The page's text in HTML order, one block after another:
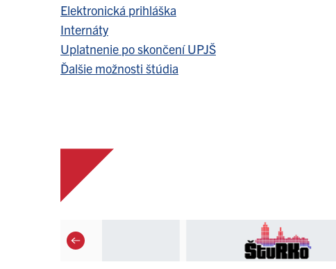
Elektronická prihláška
Internáty
Uplatnenie po skončení UPJŠ
Ďalšie možnosti štúdia